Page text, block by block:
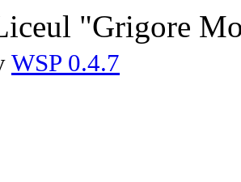
"Grigore
WSP 0.4.7